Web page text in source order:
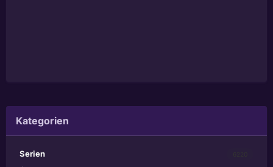
Kategorien
Serien